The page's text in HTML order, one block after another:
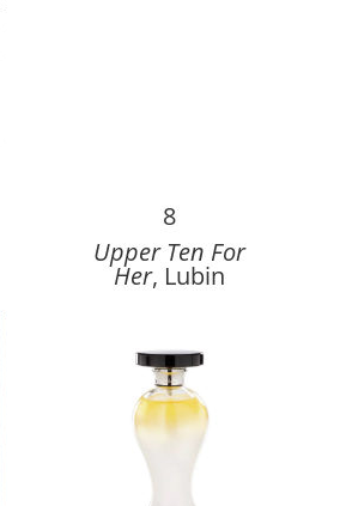
8
Upper Ten For
Her, Lubin